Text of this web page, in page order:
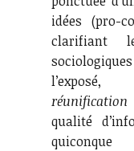
idées (pro-
clarifiant
l’exposé,
réunification
qualité